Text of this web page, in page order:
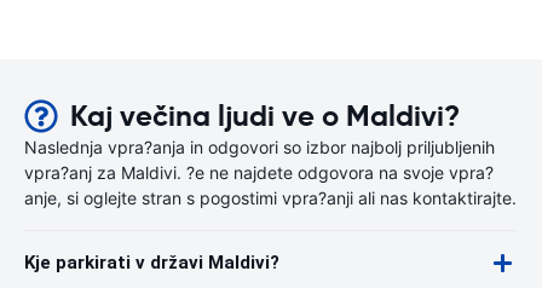
Kaj večina ljudi ve o Maldivi?
Naslednja vpra?anja in odgovori so izbor najbolj priljubljenih
vpra?anj za Maldivi. ?e ne najdete odgovora na svoje vpra?
anje, si oglejte stran s pogostimi vpra?anji ali nas kontaktirajte.
Kje parkirati v državi Maldivi?